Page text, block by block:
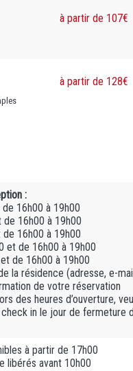
à partir de 107€
à partir de 128€
:
16h00 à 19h00
16h00 à 19h00
16h00 à 19h00
et de 16h00 à 19h00
de 16h00 à 19h00
la résidence (adresse, e-
de votre réservation
des heures d’ouverture,
in le jour de
à partir de 17h00
libérés avant 10h00